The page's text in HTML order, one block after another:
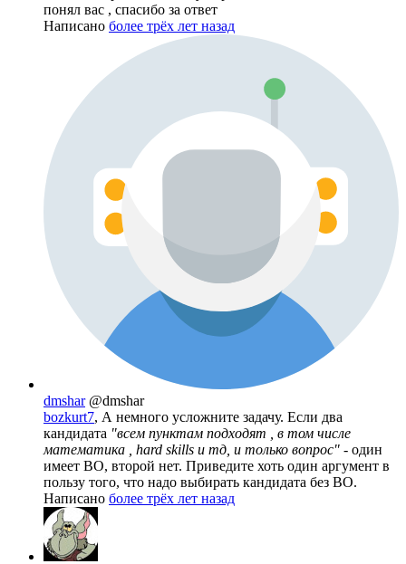
понял вас , спасибо за ответ
Написано более трёх лет назад
dmshar @dmshar
bozkurt7, А немного усложните задачу. Если два
кандидата "всем пунктам подходят , в том числе
математика , hard skills и тд, и только вопрос" - один
имеет ВО, второй нет. Приведите хоть один аргумент в
пользу того, что надо выбирать кандидата без ВО.
Написано более трёх лет назад